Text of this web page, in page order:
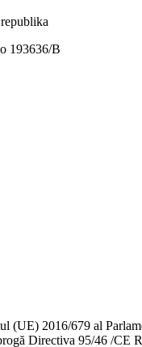
193636/B
(UE) 2016/679 al
Directiva 95/46 /